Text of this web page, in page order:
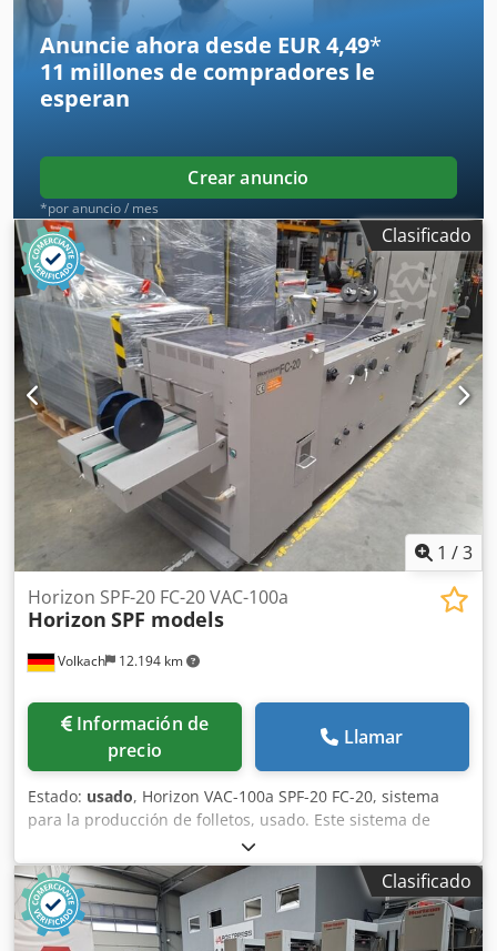
Anuncie ahora desde EUR 4,49*
11 millones de compradores le
esperan
Crear anuncio
*por anuncio / mes
Clasificado
1 /3
Volkach 12.194 km
Horizon SPF-20 FC-20 VAC-100a
Horizon SPF models
Información de
precio
Llamar
Estado: usado, Horizon VAC-100a SPF-20 FC-20, sistema
para la producción de folletos, usado. Este sistema de
producción de folletos Horizon es una solución potente
para la producción profesional de folletos, que combina la
alimentación, el grapado, el plegado y el corte frontal en
un proceso eficiente. Ofrece una alta productividad,
versatilidad de aplicaciones y un funcionamiento sencillo
Clasificado